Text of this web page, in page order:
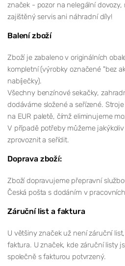
značek - pozor na nelegální
zajištěný servis ani náhradní díly!
Balení zboží
Zboží je zabaleno v originálních
kompletní (výrobky označené "bez
nabíječky).
Všechny benzínové sekačky,
dodáváme složené a seřízené.
na EUR paletě, čímž eliminujeme
V případě potřeby můžeme
zprovoznit a seřídit.
Doprava zboží:
Zboží dopravujeme přepravní
Česká pošta s dodáním v
Záruční list a faktura
U většiny značek už není záruční
faktura. U značek, kde záruční listy
společně s fakturou potvrzený.